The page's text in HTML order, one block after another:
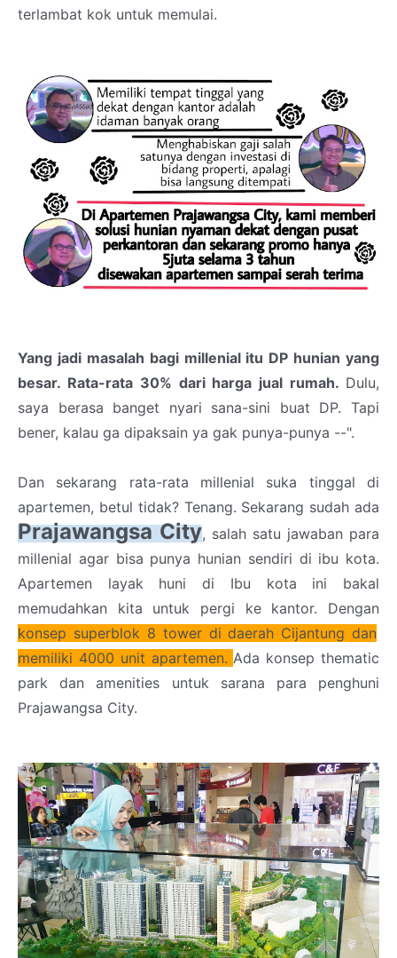
terlambat kok untuk memulai.
Yang jadi masalah bagi millenial itu DP hunian yang
besar. Rata-rata 30% dari harga jual rumah. Dulu,
saya berasa banget nyari sana-sini buat DP. Tapi
bener, kalau ga dipaksain ya gak punya-punya --".
Dan sekarang rata-rata millenial suka tinggal di
apartemen, betul tidak? Tenang. Sekarang sudah ada
Prajawangsa City, salah satu jawaban para
millenial agar bisa punya hunian sendiri di ibu kota.
Apartemen layak huni di Ibu kota ini bakal
memudahkan kita untuk pergi ke kantor. Dengan
konsep superblok 8 tower di daerah Cijantung dan
memiliki 4000 unit apartemen.Ada konsep thematic
park dan amenities untuk sarana para penghuni
Prajawangsa City.